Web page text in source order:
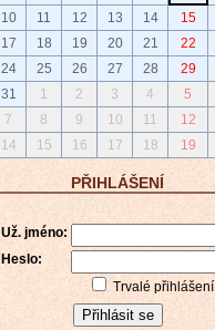
10
11 12 13 14 15
17
18 19 20 21 22
24
25 26 27 28 29
31
1 2 3 4 5
7
8 9 10 11 12
14
15 16 17 18 19
PŘIHLÁŠENÍ
Už. jméno:
Heslo:
Trvalé přihlášení